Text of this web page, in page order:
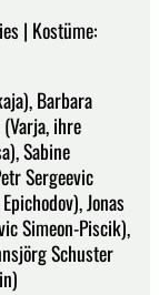
| Kostüme:
Barbara
ihre
Sabine
Sergeevic
Jonas
Simeon-Piscik),
Schuster